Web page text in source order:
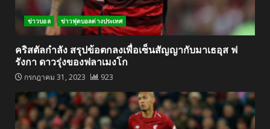
ข่าวบอล ข่าวฟุตบอลต่างประเทศ
คริสตัลกำลัง สรุปข้อตกลงเพื่อเซ็นสัญญากับมาเธอุส ฟ
รังกา ดาวรุ่งของฟลาเมงโก
กรกฎาคม 31, 2023 923